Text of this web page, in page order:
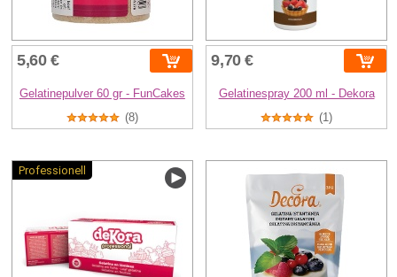
5,60 €
Gelatinepulver 60 gr - FunCakes
(8)
9,70 €
Gelatinespray 200 ml - Dekora
(1)
Professionell